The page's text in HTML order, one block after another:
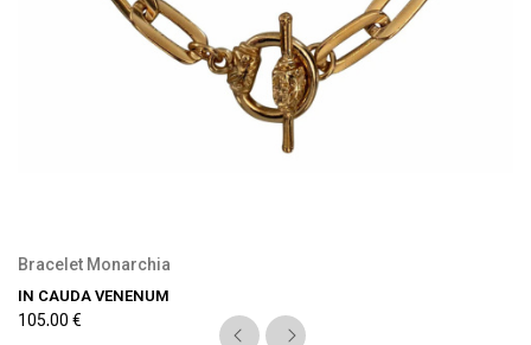
Bracelet Monarchia
IN CAUDA VENENUM
105,00 €